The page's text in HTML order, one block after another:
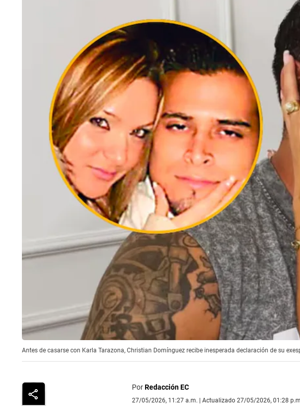
Antes de casarse con Karla Tarazona, Christian Domínguez recibe inesperada declaración de su
PorRedacción EC
27/05/2026, 11:27 a.m. | Actualizado 27/05/2026, 01:28